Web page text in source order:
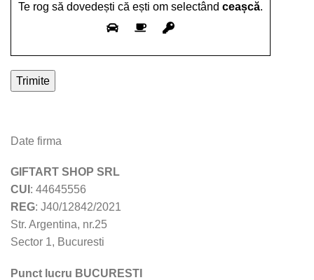
Te rog să dovedești că ești om selectând ceașcă.
Date firma
GIFTART SHOP SRL
CUI : 44645556
REG: J40/12842/2021
Str. Argentina, nr.25
Sector 1, Bucuresti
Punct lucru BUCURESTI